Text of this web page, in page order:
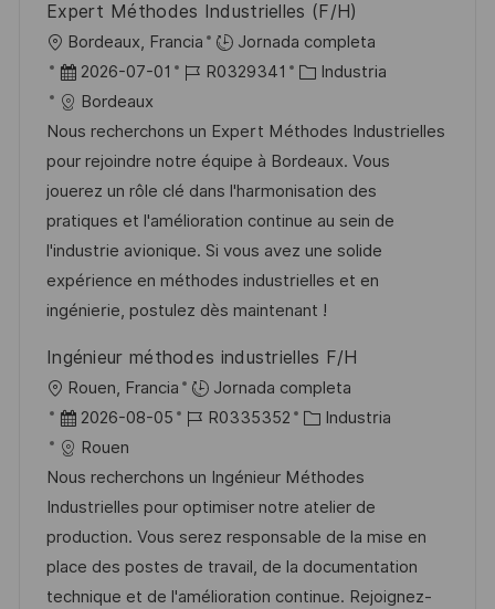
Expert Méthodes Industrielles (F/H)
U
b
c
a
c
i
ó
n
Bordeaux, Francia
Jornada completa
F
e
c
h
a
d
e
p
u
l
i
c
a
c
i
ó
n
2026-07-01
I
d
e
e
m
p
l
e
R0329341
C
t
e
g
o
r
í
a
Industria
Bordeaux
Nous recherchons un Expert Méthodes Industrielles
pour rejoindre notre équipe à Bordeaux. Vous
jouerez un rôle clé dans l'harmonisation des
pratiques et l'amélioration continue au sein de
l'industrie avionique. Si vous avez une solide
expérience en méthodes industrielles et en
ingénierie, postulez dès maintenant !
Ingénieur méthodes industrielles F/H
U
b
c
a
c
i
ó
Rouen, Francia
Jornada completa
F
e
c
h
a
d
e
2026-08-05
I
d
e
e
m
p
R0335352
C
t
e
g
o
r
Industria
Rouen
Nous recherchons un Ingénieur Méthodes
Industrielles pour optimiser notre atelier de
production. Vous serez responsable de la mise en
place des postes de travail, de la documentation
technique et de l'amélioration continue. Rejoignez-